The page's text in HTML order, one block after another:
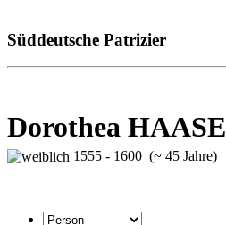
Süddeutsche Patrizier
Dorothea HAASE
1555 - 1600 (~ 45 Jahre)